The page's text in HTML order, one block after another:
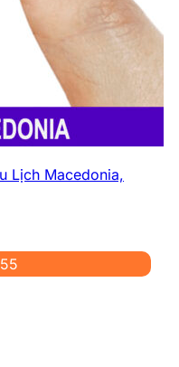
Lịch Macedonia,